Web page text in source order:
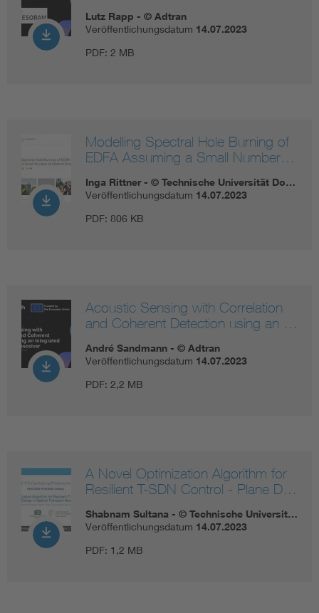
Lutz Rapp - © Adtran
Veröffentlichungsdatum 14.07.2023
PDF: 2 MB
Modelling Spectral Hole Burning of
EDFA Assuming a Small Number…
Inga Rittner - © Technische Universität Do…
Veröffentlichungsdatum 14.07.2023
PDF: 806 KB
Acoustic Sensing with Correlation
and Coherent Detection using an …
André Sandmann - © Adtran
Veröffentlichungsdatum 14.07.2023
PDF: 2,2 MB
A Novel Optimization Algorithm for
Resilient T-SDN Control - Plane D…
Shabnam Sultana - © Technische Universit…
Veröffentlichungsdatum 14.07.2023
PDF: 1,2 MB